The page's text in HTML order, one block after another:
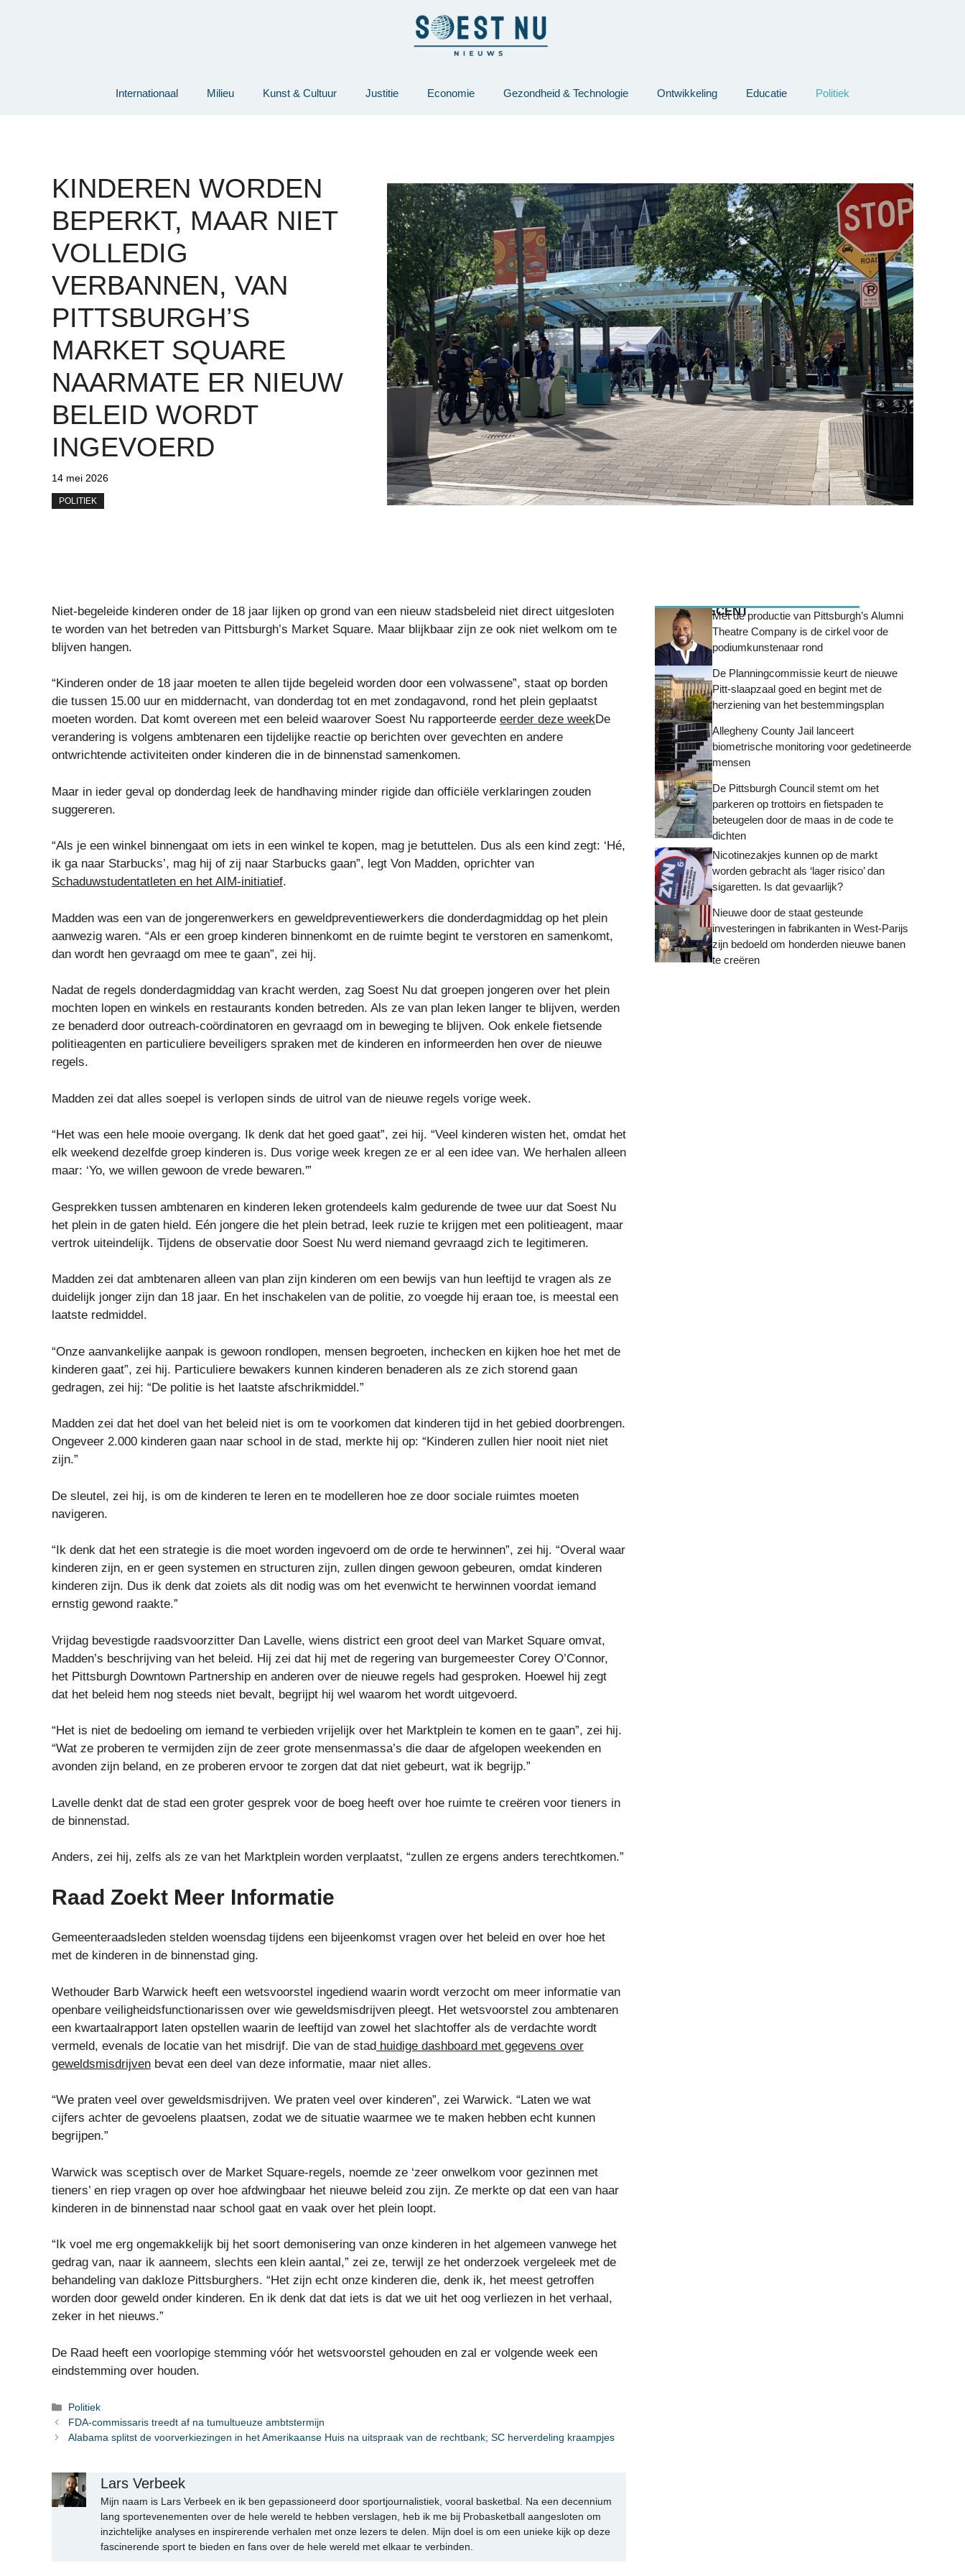
Internationaal Milieu Kunst & Cultuur Justitie Economie Gezondheid & Technologie Ontwikkeling Educatie Politiek
KINDEREN WORDEN
BEPERKT, MAAR NIET
VOLLEDIG
VERBANNEN, VAN
PITTSBURGH’S
MARKET SQUARE
NAARMATE ER NIEUW
BELEID WORDT
INGEVOERD
14 mei 2026
POLITIEK
Niet-begeleide kinderen onder de 18 jaar lijken op grond van een nieuw stadsbeleid niet direct uitgesloten
te worden van het betreden van Pittsburgh’s Market Square. Maar blijkbaar zijn ze ook niet welkom om te
blijven hangen.
“Kinderen onder de 18 jaar moeten te allen tijde begeleid worden door een volwassene”, staat op borden
die tussen 15.00 uur en middernacht, van donderdag tot en met zondagavond, rond het plein geplaatst
moeten worden. Dat komt overeen met een beleid waarover Soest Nu rapporteerde eerder deze weekDe
verandering is volgens ambtenaren een tijdelijke reactie op berichten over gevechten en andere
ontwrichtende activiteiten onder kinderen die in de binnenstad samenkomen.
Maar in ieder geval op donderdag leek de handhaving minder rigide dan officiële verklaringen zouden
suggereren.
“Als je een winkel binnengaat om iets in een winkel te kopen, mag je betuttelen. Dus als een kind zegt: ‘Hé,
ik ga naar Starbucks’, mag hij of zij naar Starbucks gaan”, legt Von Madden, oprichter van
Schaduwstudentatleten en het AIM-initiatief.
Madden was een van de jongerenwerkers en geweldpreventiewerkers die donderdagmiddag op het plein
aanwezig waren. “Als er een groep kinderen binnenkomt en de ruimte begint te verstoren en samenkomt,
dan wordt hen gevraagd om mee te gaan”, zei hij.
Nadat de regels donderdagmiddag van kracht werden, zag Soest Nu dat groepen jongeren over het plein
mochten lopen en winkels en restaurants konden betreden. Als ze van plan leken langer te blijven, werden
ze benaderd door outreach-coördinatoren en gevraagd om in beweging te blijven. Ook enkele fietsende
politieagenten en particuliere beveiligers spraken met de kinderen en informeerden hen over de nieuwe
regels.
Madden zei dat alles soepel is verlopen sinds de uitrol van de nieuwe regels vorige week.
“Het was een hele mooie overgang. Ik denk dat het goed gaat”, zei hij. “Veel kinderen wisten het, omdat het
elk weekend dezelfde groep kinderen is. Dus vorige week kregen ze er al een idee van. We herhalen alleen
maar: ‘Yo, we willen gewoon de vrede bewaren.'”
Gesprekken tussen ambtenaren en kinderen leken grotendeels kalm gedurende de twee uur dat Soest Nu
het plein in de gaten hield. Eén jongere die het plein betrad, leek ruzie te krijgen met een politieagent, maar
vertrok uiteindelijk. Tijdens de observatie door Soest Nu werd niemand gevraagd zich te legitimeren.
Madden zei dat ambtenaren alleen van plan zijn kinderen om een ​​bewijs van hun leeftijd te vragen als ze
duidelijk jonger zijn dan 18 jaar. En het inschakelen van de politie, zo voegde hij eraan toe, is meestal een
laatste redmiddel.
“Onze aanvankelijke aanpak is gewoon rondlopen, mensen begroeten, inchecken en kijken hoe het met de
kinderen gaat”, zei hij. Particuliere bewakers kunnen kinderen benaderen als ze zich storend gaan
gedragen, zei hij: “De politie is het laatste afschrikmiddel.”
Madden zei dat het doel van het beleid niet is om te voorkomen dat kinderen tijd in het gebied doorbrengen.
Ongeveer 2.000 kinderen gaan naar school in de stad, merkte hij op: “Kinderen zullen hier nooit niet niet
zijn.”
De sleutel, zei hij, is om de kinderen te leren en te modelleren hoe ze door sociale ruimtes moeten
navigeren.
“Ik denk dat het een strategie is die moet worden ingevoerd om de orde te herwinnen”, zei hij. “Overal waar
kinderen zijn, en er geen systemen en structuren zijn, zullen dingen gewoon gebeuren, omdat kinderen
kinderen zijn. Dus ik denk dat zoiets als dit nodig was om het evenwicht te herwinnen voordat iemand
ernstig gewond raakte.”
Vrijdag bevestigde raadsvoorzitter Dan Lavelle, wiens district een groot deel van Market Square omvat,
Madden’s beschrijving van het beleid. Hij zei dat hij met de regering van burgemeester Corey O’Connor,
het Pittsburgh Downtown Partnership en anderen over de nieuwe regels had gesproken. Hoewel hij zegt
dat het beleid hem nog steeds niet bevalt, begrijpt hij wel waarom het wordt uitgevoerd.
“Het is niet de bedoeling om iemand te verbieden vrijelijk over het Marktplein te komen en te gaan”, zei hij.
“Wat ze proberen te vermijden zijn de zeer grote mensenmassa’s die daar de afgelopen weekenden en
avonden zijn beland, en ze proberen ervoor te zorgen dat dat niet gebeurt, wat ik begrijp.”
Lavelle denkt dat de stad een groter gesprek voor de boeg heeft over hoe ruimte te creëren voor tieners in
de binnenstad.
Anders, zei hij, zelfs als ze van het Marktplein worden verplaatst, “zullen ze ergens anders terechtkomen.”
Raad Zoekt Meer Informatie
Gemeenteraadsleden stelden woensdag tijdens een bijeenkomst vragen over het beleid en over hoe het
met de kinderen in de binnenstad ging.
Wethouder Barb Warwick heeft een wetsvoorstel ingediend waarin wordt verzocht om meer informatie van
openbare veiligheidsfunctionarissen over wie geweldsmisdrijven pleegt. Het wetsvoorstel zou ambtenaren
een kwartaalrapport laten opstellen waarin de leeftijd van zowel het slachtoffer als de verdachte wordt
vermeld, evenals de locatie van het misdrijf. Die van de stad huidige dashboard met gegevens over
geweldsmisdrijven bevat een deel van deze informatie, maar niet alles.
“We praten veel over geweldsmisdrijven. We praten veel over kinderen”, zei Warwick. “Laten we wat
cijfers achter de gevoelens plaatsen, zodat we de situatie waarmee we te maken hebben echt kunnen
begrijpen.”
Warwick was sceptisch over de Market Square-regels, noemde ze ‘zeer onwelkom voor gezinnen met
tieners’ en riep vragen op over hoe afdwingbaar het nieuwe beleid zou zijn. Ze merkte op dat een van haar
kinderen in de binnenstad naar school gaat en vaak over het plein loopt.
“Ik voel me erg ongemakkelijk bij het soort demonisering van onze kinderen in het algemeen vanwege het
gedrag van, naar ik aanneem, slechts een klein aantal,” zei ze, terwijl ze het onderzoek vergeleek met de
behandeling van dakloze Pittsburghers. “Het zijn echt onze kinderen die, denk ik, het meest getroffen
worden door geweld onder kinderen. En ik denk dat dat iets is dat we uit het oog verliezen in het verhaal,
zeker in het nieuws.”
De Raad heeft een voorlopige stemming vóór het wetsvoorstel gehouden en zal er volgende week een
eindstemming over houden.
Categorieën
Politiek
FDA-commissaris treedt af na tumultueuze ambtstermijn
Alabama splitst de voorverkiezingen in het Amerikaanse Huis na uitspraak van de rechtbank; SC herverdeling kraampjes
Lars Verbeek
Mijn naam is Lars Verbeek en ik ben gepassioneerd door sportjournalistiek, vooral basketbal. Na een decennium
lang sportevenementen over de hele wereld te hebben verslagen, heb ik me bij Probasketball aangesloten om
inzichtelijke analyses en inspirerende verhalen met onze lezers te delen. Mijn doel is om een unieke kijk op deze
fascinerende sport te bieden en fans over de hele wereld met elkaar te verbinden.
MEEST RECENTMet de productie van Pittsburgh’s Alumni
Theatre Company is de cirkel voor de
podiumkunstenaar rond
De Planningcommissie keurt de nieuwe
Pitt-slaapzaal goed en begint met de
herziening van het bestemmingsplan
Allegheny County Jail lanceert
biometrische monitoring voor gedetineerde
mensen
De Pittsburgh Council stemt om het
parkeren op trottoirs en fietspaden te
beteugelen door de maas in de code te
dichten
Nicotinezakjes kunnen op de markt
worden gebracht als ‘lager risico’ dan
sigaretten. Is dat gevaarlijk?
Nieuwe door de staat gesteunde
investeringen in fabrikanten in West-Parijs
zijn bedoeld om honderden nieuwe banen
te creëren